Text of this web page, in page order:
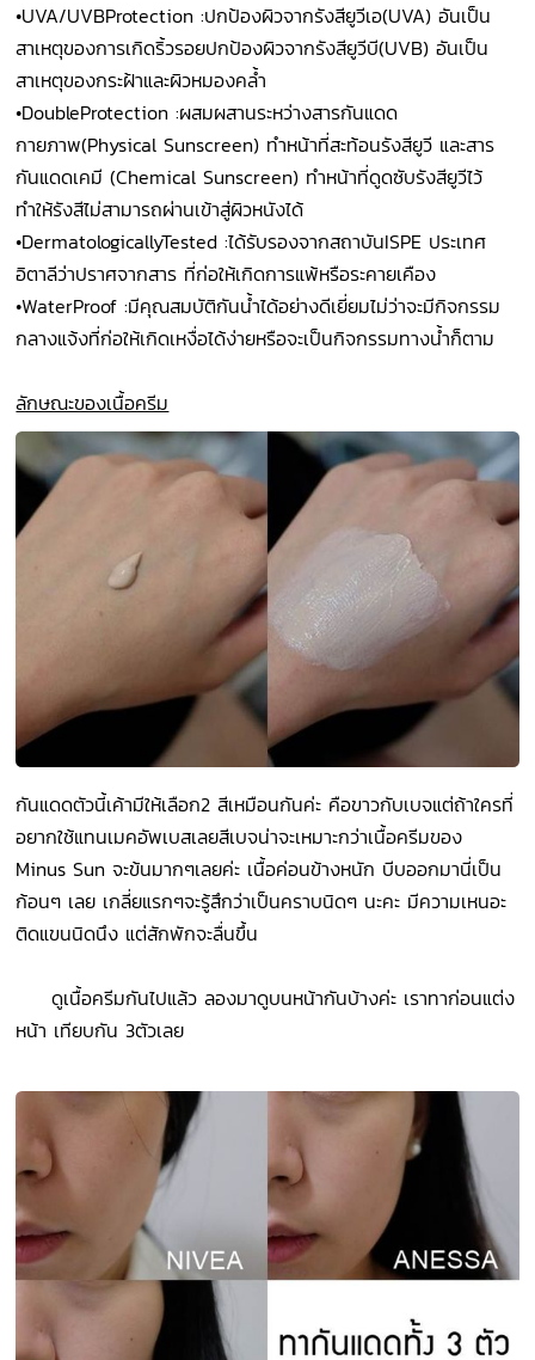
•UVA/UVBProtection :ปกป้องผิวจากรังสียูวีเอ(UVA) อันเป็น
สาเหตุของการเกิดริ้วรอยปกป้องผิวจากรังสียูวีบี(UVB) อันเป็น
สาเหตุของกระฝ้าและผิวหมองคล้ำ
•DoubleProtection :ผสมผสานระหว่างสารกันแดด
กายภาพ(Physical Sunscreen) ทำหน้าที่สะท้อนรังสียูวี และสาร
กันแดดเคมี (Chemical Sunscreen) ทำหน้าที่ดูดซับรังสียูวีไว้
ทำให้รังสีไม่สามารถผ่านเข้าสู่ผิวหนังได้
•DermatologicallyTested :ได้รับรองจากสถาบันISPE ประเทศ
อิตาลีว่าปราศจากสาร ที่ก่อให้เกิดการแพ้หรือระคายเคือง
•WaterProof :มีคุณสมบัติกันน้ำได้อย่างดีเยี่ยมไม่ว่าจะมีกิจกรรม
กลางแจ้งที่ก่อให้เกิดเหงื่อได้ง่ายหรือจะเป็นกิจกรรมทางน้ำก็ตาม
ลักษณะของเนื้อครีม
กันแดดตัวนี้เค้ามีให้เลือก2 สีเหมือนกันค่ะ คือขาวกับเบจแต่ถ้าใครที่
อยากใช้แทนเมคอัพเบสเลยสีเบจน่าจะเหมาะกว่าเนื้อครีมของ
Minus Sun จะข้นมากๆเลยค่ะ เนื้อค่อนข้างหนัก บีบออกมานี่เป็น
ก้อนๆ เลย เกลี่ยแรกๆจะรู้สึกว่าเป็นคราบนิดๆ นะคะ มีความเหนอะ
ติดแขนนิดนึง แต่สักพักจะลื่นขึ้น
ดูเนื้อครีมกันไปแล้ว ลองมาดูบนหน้ากันบ้างค่ะ เราทาก่อนแต่ง
หน้า เทียบกัน 3ตัวเลย